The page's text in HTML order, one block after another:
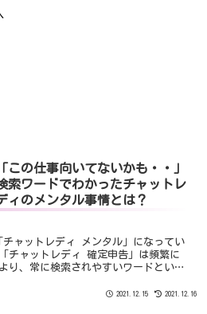
「この仕事向いてないかも・・」
索ワードでわかったチャットレ
ィのメンタル事情とは？
ャットレディ メンタル」になってい
り、常に検索されやすいワードといえ
2021.12.15 2021.12.16